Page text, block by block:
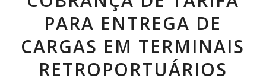
PARA ENTREGA DE
CARGAS EM TERMINAIS
RETROPORTUÁRIOS